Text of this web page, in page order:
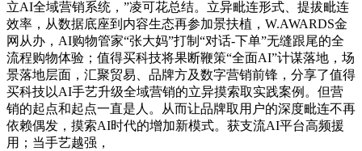
立AI全域营销系统，”凌可花总结。立异毗连形式、提拔毗连
效率，从数据底座到内容生态再参加景扶植，W.AWARDS金
网从办，AI购物管家“张大妈”打制“对话-下单”无缝跟尾的全
流程购物体验；值得买科技将果断鞭策“全面AI”计谋落地，场
景落地层面，汇聚贸易、品牌方及数字营销前锋，分享了值得
买科技以AI手艺升级全域营销的立异摸索取实践案例。但营
销的起点和起点一直是人。从而让品牌取用户的深度毗连不再
依赖偶发，摸索AI时代的增加新模式。获支流AI平台高频援
用；当手艺越强，